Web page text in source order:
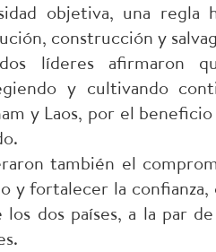
objetiva, una
construcción y
líderes afirmaron
y cultivando
y Laos, por el
también el
y fortalecer la
los dos países, a la par